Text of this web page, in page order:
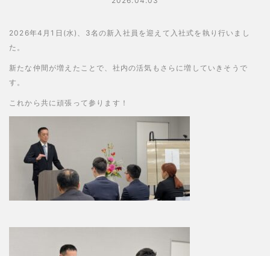
2026年4月1日(水)、3名の新入社員を迎えて入社式を執り行いまし
た。
新たな仲間が増えたことで、社内の活気もさらに増していきそうで
す。
これから共に頑張って参ります！